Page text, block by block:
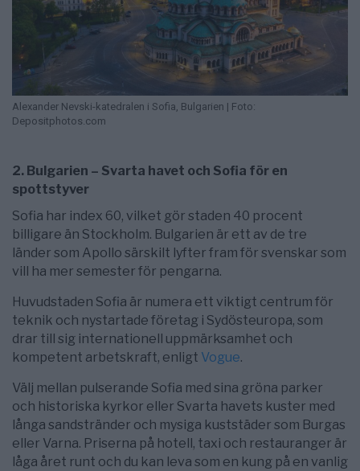
Alexander Nevski-katedralen i Sofia, Bulgarien | Foto:
Depositphotos.com
2. Bulgarien – Svarta havet och Sofia för en
spottstyver
Sofia har index 60, vilket gör staden 40 procent
billigare än Stockholm. Bulgarien är ett av de tre
länder som Apollo särskilt lyfter fram för svenskar som
vill ha mer semester för pengarna.
Huvudstaden Sofia är numera ett viktigt centrum för
teknik och nystartade företag i Sydösteuropa, som
drar till sig internationell uppmärksamhet och
kompetent arbetskraft, enligt Vogue.
Välj mellan pulserande Sofia med sina gröna parker
och historiska kyrkor eller Svarta havets kuster med
långa sandstränder och mysiga kuststäder som Burgas
eller Varna. Priserna på hotell, taxi och restauranger är
låga året runt och du kan leva som en kung på en vanlig